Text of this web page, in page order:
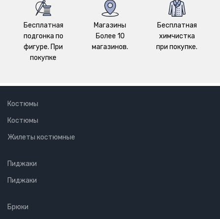
Бесплатная
подгонка по
фигуре. При
покупке
Магазины
Более 10
магазинов.
Бесплатная
химчистка
при покупке.
Костюмы
Костюмы
Жилеты костюмные
Пиджаки
Пиджаки
Брюки